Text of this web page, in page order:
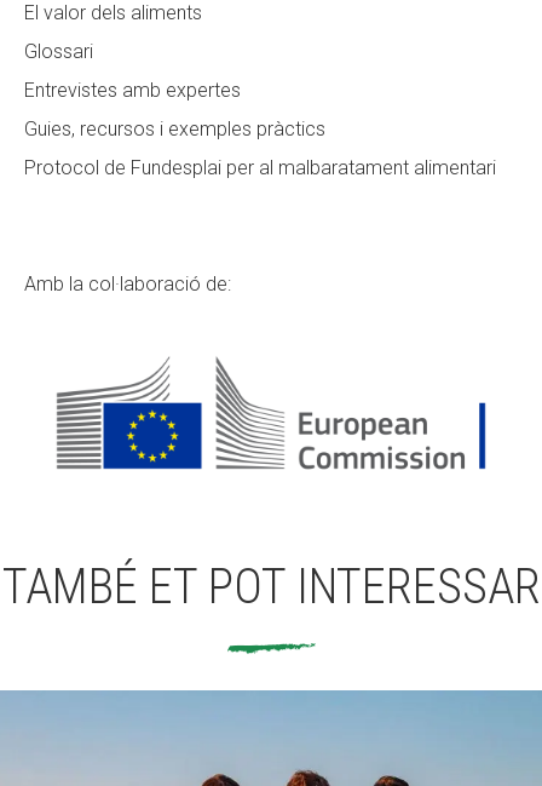
El valor dels aliments
Glossari
Entrevistes amb expertes
Guies, recursos i exemples pràctics
Protocol de Fundesplai per al malbaratament alimentari
Amb la col·laboració de:
TAMBÉ ET POT INTERESSAR